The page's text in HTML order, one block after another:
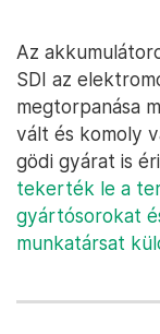
Az
SDI az
megtorpanása
vált és komoly
gödi gyárat is
tekerték le a
gyártósorokat
munkatársat